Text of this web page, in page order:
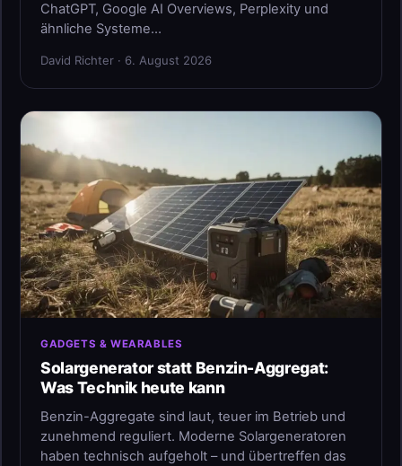
ChatGPT, Google AI Overviews, Perplexity und
ähnliche Systeme…
David Richter · 6. August 2026
GADGETS & WEARABLES
Solargenerator statt Benzin-Aggregat:
Was Technik heute kann
Benzin-Aggregate sind laut, teuer im Betrieb und
zunehmend reguliert. Moderne Solargeneratoren
haben technisch aufgeholt – und übertreffen das